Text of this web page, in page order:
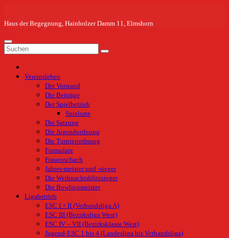
springen
Haus der Begegnung, Hainholzer Damm 11, Elmshorn
Vereinsleben
Der Vorstand
Die Beiträge
Der Spielbetrieb
Spielorte
Die Satzung
Die Jugendordnung
Die Turnierordnung
Formulare
Frauenschach
Jahres-meister und -sieger
Die Weihnachtsblitzsieger
Die Bowlingmeister
Ligabetrieb
ESC I + II (Verbandsliga A)
ESC III (Bezirksliga West)
ESC IV – VII (Bezirksklasse West)
Jugend-ESC 1 bis 4 (Landesliga bis Verbandsliga)